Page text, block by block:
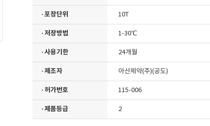
· 포장단위 10T
· 저장방법 1-30℃
· 사용기한 24개월
· 제조자 아산제약(주)(공도)
· 허가번호 115-006
· 제품등급 2